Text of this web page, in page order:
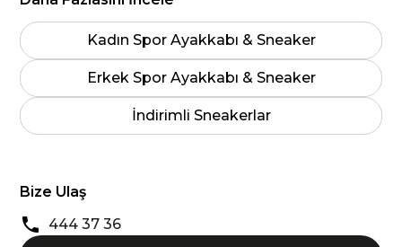
Kadın Spor Ayakkabı & Sneaker
Erkek Spor Ayakkabı & Sneaker
İndirimli Sneakerlar
Bize Ulaş
444 37 36